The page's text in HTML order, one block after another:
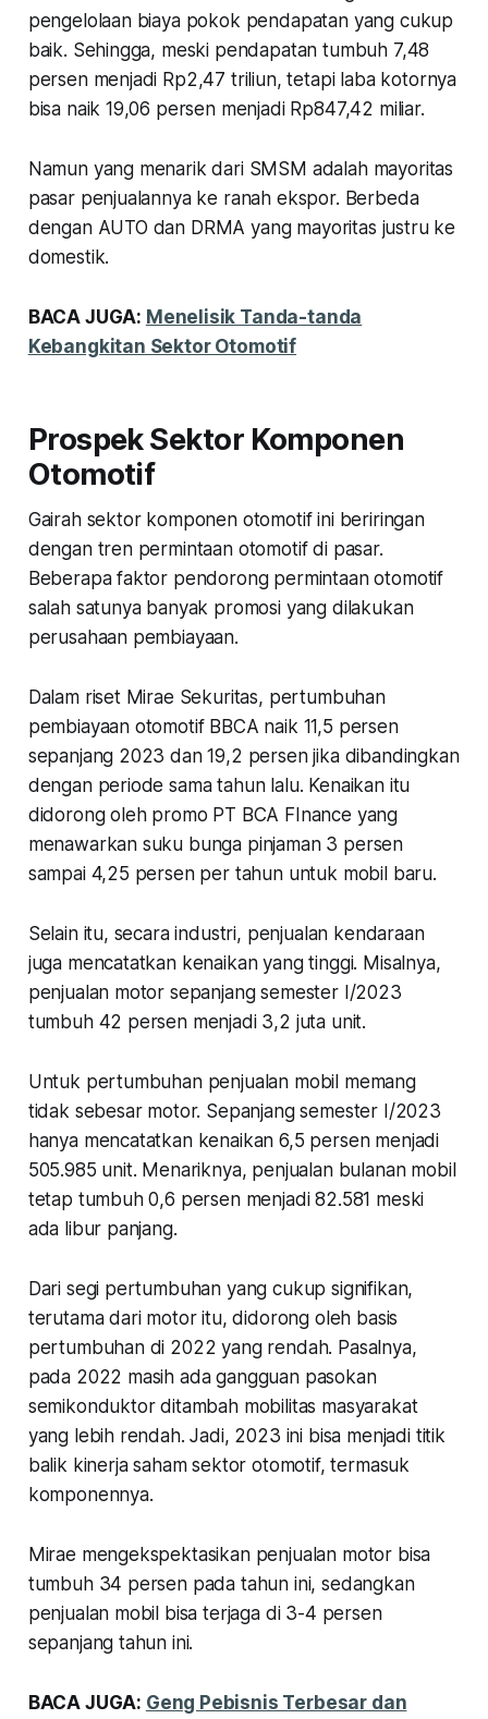
pengelolaan biaya pokok pendapatan yang cukup
baik. Sehingga, meski pendapatan tumbuh 7,48
persen menjadi Rp2,47 triliun, tetapi laba kotornya
bisa naik 19,06 persen menjadi Rp847,42 miliar.
Namun yang menarik dari SMSM adalah mayoritas
pasar penjualannya ke ranah ekspor. Berbeda
dengan AUTO dan DRMA yang mayoritas justru ke
domestik.
BACA JUGA: Menelisik Tanda-tanda
Kebangkitan Sektor Otomotif
Prospek Sektor Komponen
Otomotif
Gairah sektor komponen otomotif ini beriringan
dengan tren permintaan otomotif di pasar.
Beberapa faktor pendorong permintaan otomotif
salah satunya banyak promosi yang dilakukan
perusahaan pembiayaan.
Dalam riset Mirae Sekuritas, pertumbuhan
pembiayaan otomotif BBCA naik 11,5 persen
sepanjang 2023 dan 19,2 persen jika dibandingkan
dengan periode sama tahun lalu. Kenaikan itu
didorong oleh promo PT BCA FInance yang
menawarkan suku bunga pinjaman 3 persen
sampai 4,25 persen per tahun untuk mobil baru.
Selain itu, secara industri, penjualan kendaraan
juga mencatatkan kenaikan yang tinggi. Misalnya,
penjualan motor sepanjang semester I/2023
tumbuh 42 persen menjadi 3,2 juta unit.
Untuk pertumbuhan penjualan mobil memang
tidak sebesar motor. Sepanjang semester I/2023
hanya mencatatkan kenaikan 6,5 persen menjadi
505.985 unit. Menariknya, penjualan bulanan mobil
tetap tumbuh 0,6 persen menjadi 82.581 meski
ada libur panjang.
Dari segi pertumbuhan yang cukup signifikan,
terutama dari motor itu, didorong oleh basis
pertumbuhan di 2022 yang rendah. Pasalnya,
pada 2022 masih ada gangguan pasokan
semikonduktor ditambah mobilitas masyarakat
yang lebih rendah. Jadi, 2023 ini bisa menjadi titik
balik kinerja saham sektor otomotif, termasuk
komponennya.
Mirae mengekspektasikan penjualan motor bisa
tumbuh 34 persen pada tahun ini, sedangkan
penjualan mobil bisa terjaga di 3-4 persen
sepanjang tahun ini.
BACA JUGA: Geng Pebisnis Terbesar dan